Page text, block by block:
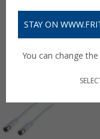
STAY ON
You can change